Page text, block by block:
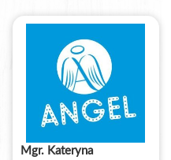
Mgr. Kateryna